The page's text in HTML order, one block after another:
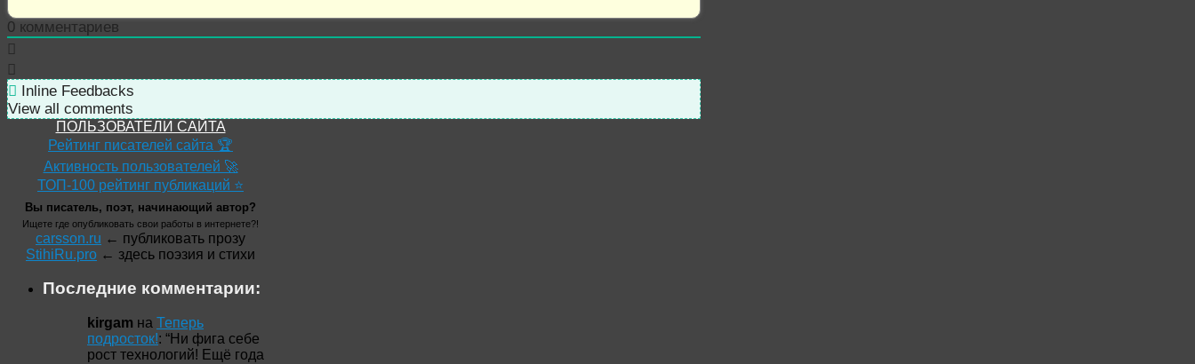
0 комментариев
Inline Feedbacks
View all comments
ПОЛЬЗОВАТЕЛИ САЙТА
Рейтинг писателей сайта 🏆
Активность пользователей 🚀
ТОП-100 рейтинг публикаций ⭐
Вы писатель, поэт, начинающий автор?
Ищете где опубликовать свои работы в интернете?!
carsson.ru ← публиковать прозу
StihiRu.pro ← здесь поэзия и стихи
Последние комментарии:
kirgam на Теперь
подросток!: “Ни фига себе
рост технологий! Ещё года